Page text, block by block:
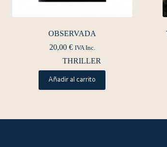
OBSERVADA
20,00 € IVA Inc.
THRILLER
Añadir al carrito